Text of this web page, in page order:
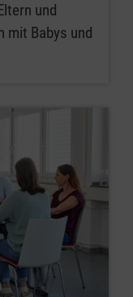
und
mit Babys und